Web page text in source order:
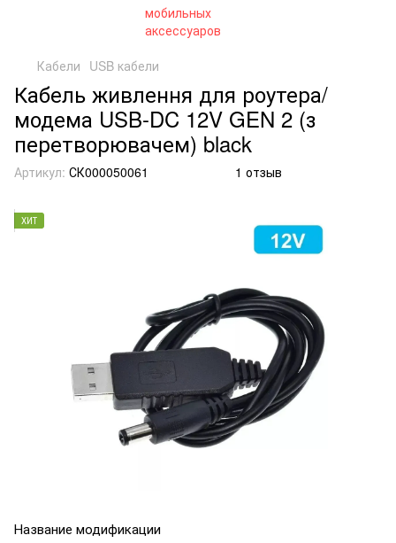
Кабели USB кабели
Кабель живлення для роутера/
модема USB-DC 12V GEN 2 (з
перетворювачем) black
Артикул: СК000050061 1 отзыв
ХИТ
Название модификации